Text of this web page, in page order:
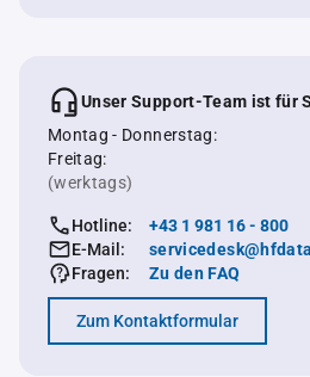
Unser Support-Team ist für
Montag - Donnerstag:
Freitag:
(werktags)
Hotline:
+43 1 981 16 - 800
E-Mail:
Fragen:
Zu den FAQ
Zum Kontaktformular